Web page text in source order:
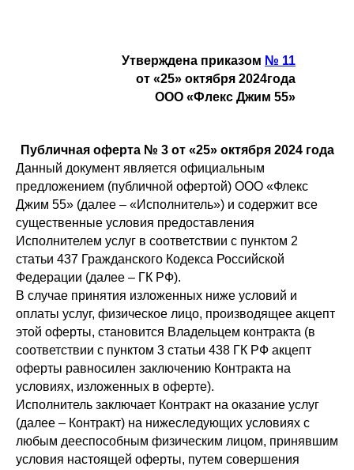
Утверждена приказом № 11
от «25» октября 2024года
ООО «Флекс Джим 55»
Публичная оферта № 3 от «25» октября 2024 года
Данный документ является официальным
предложением (публичной офертой) ООО «Флекс
Джим 55» (далее – «Исполнитель») и содержит все
существенные условия предоставления
Исполнителем услуг в соответствии с пунктом 2
статьи 437 Гражданского Кодекса Российской
Федерации (далее – ГК РФ).
В случае принятия изложенных ниже условий и
оплаты услуг, физическое лицо, производящее акцепт
этой оферты, становится Владельцем контракта (в
соответствии с пунктом 3 статьи 438 ГК РФ акцепт
оферты равносилен заключению Контракта на
условиях, изложенных в оферте).
Исполнитель заключает Контракт на оказание услуг
(далее – Контракт) на нижеследующих условиях с
любым дееспособным физическим лицом, принявшим
условия настоящей оферты, путем совершения